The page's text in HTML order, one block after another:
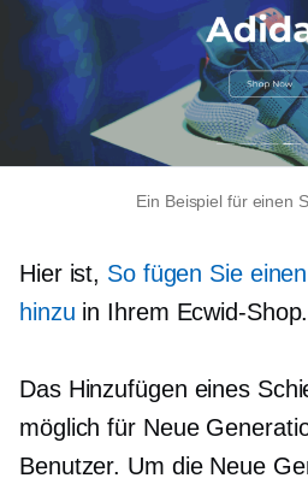
Ein Beispiel für einen
Hier ist, So fügen Sie
hinzu in Ihrem Ecwid-Shop.
Das Hinzufügen eines
möglich für Neue
Benutzer. Um die Neue